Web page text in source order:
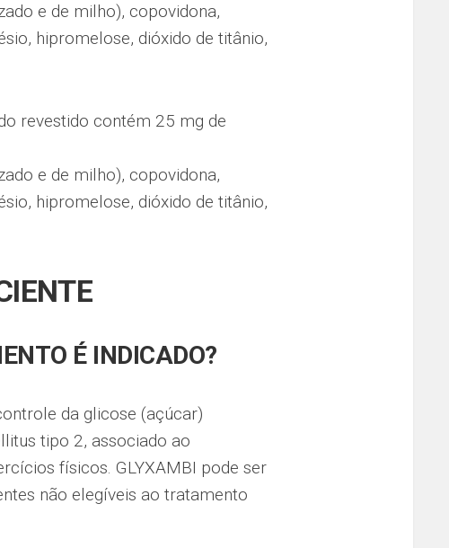
e de milho), copovidona,
hipromelose, dióxido de titânio,
revestido contém 25 mg de
e de milho), copovidona,
hipromelose, dióxido de titânio,
É INDICADO?
da glicose (açúcar)
tipo 2, associado ao
físicos. GLYXAMBI pode ser
não elegíveis ao tratamento